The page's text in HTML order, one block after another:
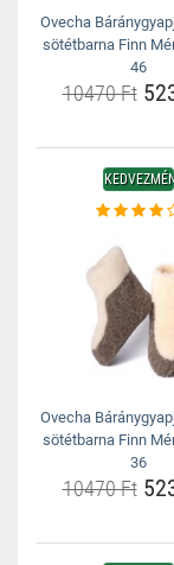
Ovecha
sötétbarna Finn
46
10470 Ft
Ovecha
sötétbarna Finn
36
10470 Ft